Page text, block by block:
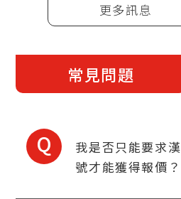
更多訊息
常見問題
Q
我是否只能要求
號才能獲得報價？